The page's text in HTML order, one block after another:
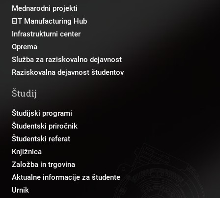
Mednarodni projekti
EIT Manufacturing Hub
Infrastrukturni center
Oprema
Služba za raziskovalno dejavnost
Raziskovalna dejavnost študentov
Študij
Študijski programi
Študentski priročnik
Študentski referat
Knjižnica
Založba in trgovina
Aktualne informacije za študente
Urnik